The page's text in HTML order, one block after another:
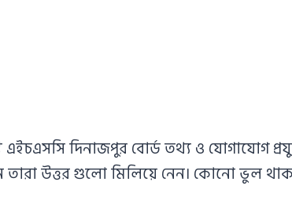
দিনাজপুর বোর্ড তথ্য ও যোগাযোগ
তারা উত্তর গুলো মিলিয়ে নেন। কোনো ভুল